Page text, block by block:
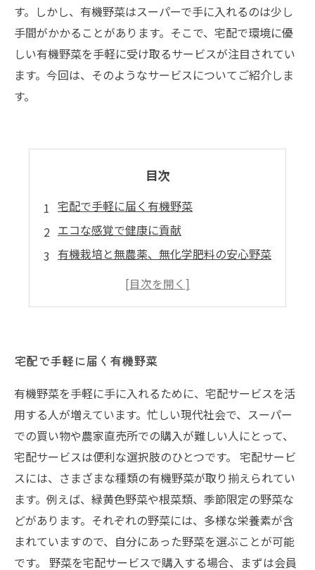
す。しかし、有機野菜はスーパーで手に入れるのは少し
手間がかかることがあります。そこで、宅配で環境に優
しい有機野菜を手軽に受け取るサービスが注目されてい
ます。今回は、そのようなサービスについてご紹介しま
す。
目次
宅配で手軽に届く有機野菜
エコな感覚で健康に貢献
有機栽培と無農薬、無化学肥料の安心野菜
自然な風味を楽しむオーガニック野菜
宅配で手軽に届く有機野菜
有機野菜を手軽に手に入れるために、宅配サービスを活
用する人が増えています。忙しい現代社会で、スーパー
での買い物や農家直売所での購入が難しい人にとって、
宅配サービスは便利な選択肢のひとつです。 宅配サービ
スには、さまざまな種類の有機野菜が取り揃えられてい
ます。例えば、緑黄色野菜や根菜類、季節限定の野菜な
どがあります。それぞれの野菜には、多様な栄養素が含
まれていますので、自分にあった野菜を選ぶことが可能
です。 野菜を宅配サービスで購入する場合、まずは会員